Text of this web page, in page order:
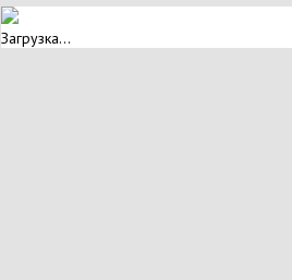
Загрузка...